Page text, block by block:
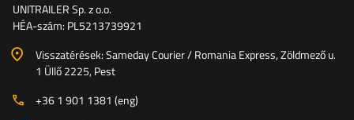
UNITRAILER Sp. z o.o.
HÉA-szám: PL5213739921
Visszatérések: Sameday Courier / Romania Express, Zöldmező u.
1 Üllő 2225, Pest
+36 1 901 1381 (eng)